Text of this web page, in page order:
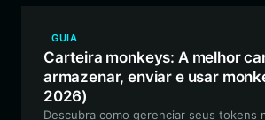
GUIA
Carteira monkeys: A melhor
armazenar, enviar e usar
2026)
Descubra como gerenciar seus tokens